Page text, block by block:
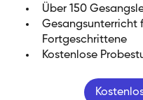
Über 150
Gesangsunterricht
Fortgeschrittene
Kostenlose